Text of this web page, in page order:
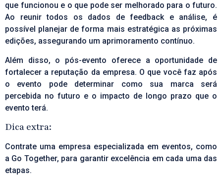
que funcionou e o que pode ser melhorado para o futuro.
Ao reunir todos os dados de feedback e análise, é
possível planejar de forma mais estratégica as próximas
edições, assegurando um aprimoramento contínuo.
Além disso, o pós-evento oferece a oportunidade de
fortalecer a reputação da empresa. O que você faz após
o evento pode determinar como sua marca será
percebida no futuro e o impacto de longo prazo que o
evento terá.
Dica extra:
Contrate uma empresa especializada em eventos, como
a Go Together, para garantir excelência em cada uma das
etapas.